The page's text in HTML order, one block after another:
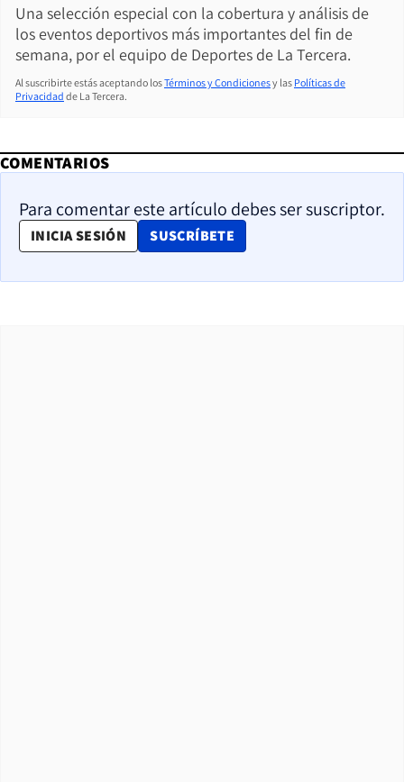
Una selección especial con la cobertura y análisis de
los eventos deportivos más importantes del fin de
semana, por el equipo de Deportes de La Tercera.
Al suscribirte estás aceptando losTérminos y Condicionesy las Políticas de
Privacidad de La Tercera.
COMENTARIOS
Para comentar este artículo debes ser suscriptor.
INICIA SESIÓN SUSCRÍBETE
OPENS IN NEW WINDOW